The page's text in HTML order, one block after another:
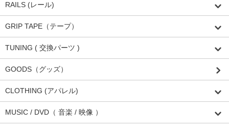
RAILS (レール)
GRIP TAPE（テープ）
TUNING ( 交換パーツ )
GOODS（グッズ）
CLOTHING (アパレル)
MUSIC / DVD（ 音楽 / 映像 ）